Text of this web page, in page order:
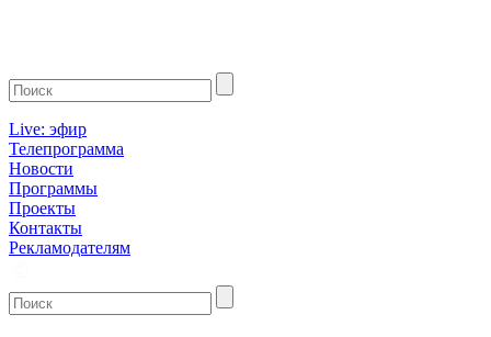
Live: эфир
Телепрограмма
Новости
Программы
Проекты
Контакты
Рекламодателям